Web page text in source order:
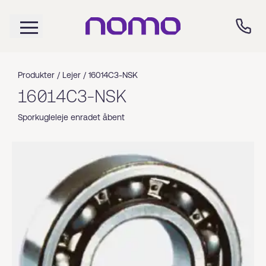
Produkter / Lejer / 16014C3-NSK
16014C3-NSK
Sporkugleleje enradet åbent